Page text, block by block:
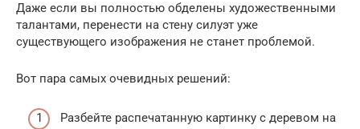
Даже если вы полностью обделены художественными
талантами, перенести на стену силуэт уже
существующего изображения не станет проблемой.
Вот пара самых очевидных решений:
Разбейте распечатанную картинку с деревом на